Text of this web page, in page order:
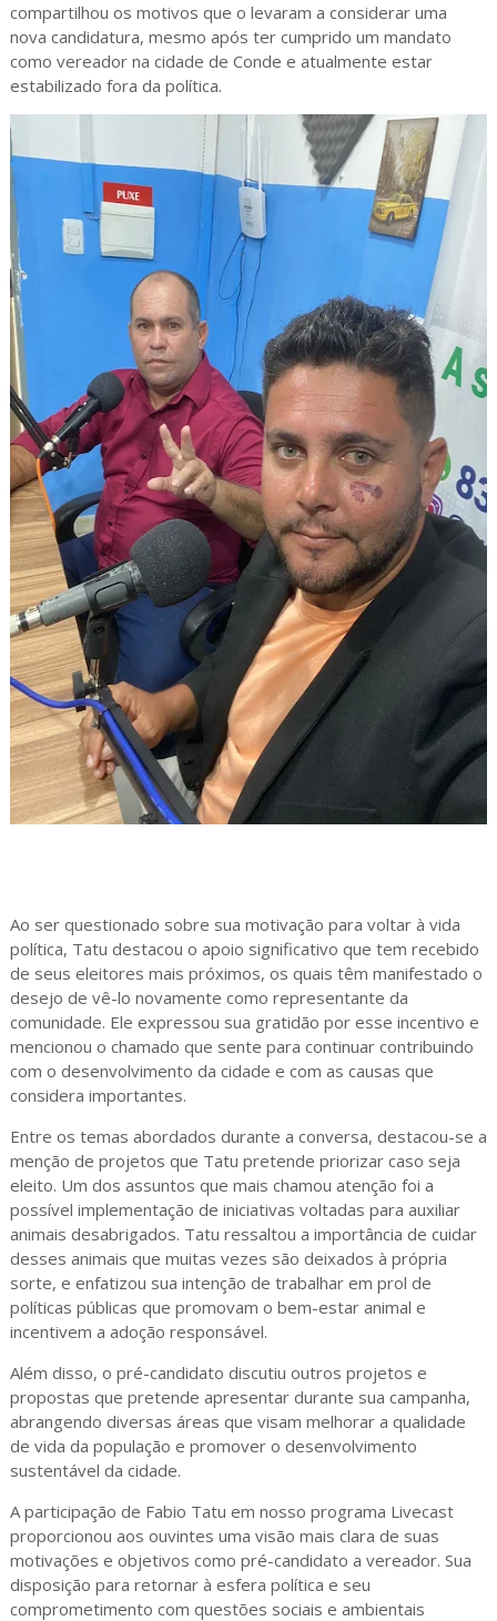
compartilhou os motivos que o levaram a considerar uma
nova candidatura, mesmo após ter cumprido um mandato
como vereador na cidade de Conde e atualmente estar
estabilizado fora da política.
Ao ser questionado sobre sua motivação para voltar à vida
política, Tatu destacou o apoio significativo que tem recebido
de seus eleitores mais próximos, os quais têm manifestado o
desejo de vê-lo novamente como representante da
comunidade. Ele expressou sua gratidão por esse incentivo e
mencionou o chamado que sente para continuar contribuindo
com o desenvolvimento da cidade e com as causas que
considera importantes.
Entre os temas abordados durante a conversa, destacou-se a
menção de projetos que Tatu pretende priorizar caso seja
eleito. Um dos assuntos que mais chamou atenção foi a
possível implementação de iniciativas voltadas para auxiliar
animais desabrigados. Tatu ressaltou a importância de cuidar
desses animais que muitas vezes são deixados à própria
sorte, e enfatizou sua intenção de trabalhar em prol de
políticas públicas que promovam o bem-estar animal e
incentivem a adoção responsável.
Além disso, o pré-candidato discutiu outros projetos e
propostas que pretende apresentar durante sua campanha,
abrangendo diversas áreas que visam melhorar a qualidade
de vida da população e promover o desenvolvimento
sustentável da cidade.
A participação de Fabio Tatu em nosso programa Livecast
proporcionou aos ouvintes uma visão mais clara de suas
motivações e objetivos como pré-candidato a vereador. Sua
disposição para retornar à esfera política e seu
comprometimento com questões sociais e ambientais